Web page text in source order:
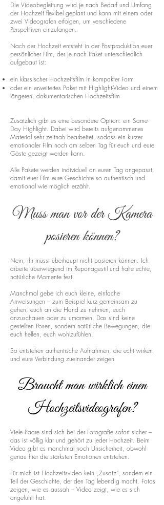
Die Videobegleitung wird je nach Bedarf und Umfang
der Hochzeit flexibel geplant und kann mit einem oder
zwei Videografen erfolgen, um verschiedene
Perspektiven einzufangen.
Nach der Hochzeit entsteht in der Postproduktion euer
persönlicher Film, der je nach Paket unterschiedlich
aufgebaut ist:
ein klassischer Hochzeitsfilm in kompakter Form
oder ein erweitertes Paket mit Highlight-Video und einem
längeren, dokumentarischen Hochzeitsfilm
Zusätzlich gibt es eine besondere Option: ein Same-
Day Highlight. Dabei wird bereits aufgenommenes
Material sehr zeitnah bearbeitet, sodass ein kurzer
emotionaler Film noch am selben Tag für euch und eure
Gäste gezeigt werden kann.
Alle Pakete werden individuell an euren Tag angepasst,
damit euer Film eure Geschichte so authentisch und
emotional wie möglich erzählt.
Muss man vor der Kamera
posieren können?
Nein, ihr müsst überhaupt nicht posieren können. Ich
arbeite überwiegend im Reportagestil und halte echte,
natürliche Momente fest.
Manchmal gebe ich euch kleine, einfache
Anweisungen – zum Beispiel kurz gemeinsam zu
gehen, euch an die Hand zu nehmen, euch
anzuschauen oder zu umarmen. Das sind keine
gestellten Posen, sondern natürliche Bewegungen, die
euch helfen, euch wohlzufühlen.
So entstehen authentische Aufnahmen, die echt wirken
und eure Verbindung zueinander zeigen
Braucht man wirklich einen
Hochzeitsvideografen?
Viele Paare sind sich bei der Fotografie sofort sicher –
das ist völlig klar und gehört zu jeder Hochzeit. Beim
Video gibt es manchmal noch Unsicherheit, obwohl
genau hier die stärksten Emotionen entstehen.
Für mich ist Hochzeitsvideo kein „Zusatz“, sondern ein
Teil der Geschichte, der den Tag lebendig macht. Fotos
zeigen, wie es aussah – Video zeigt, wie es sich
angefühlt hat.